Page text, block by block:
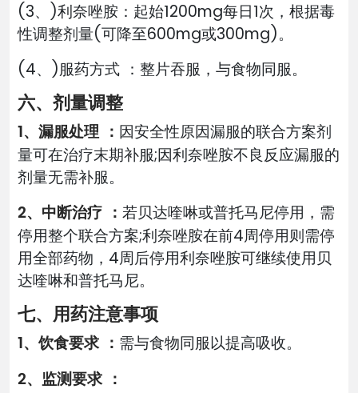
(3、)利奈唑胺：起始1200mg每日1次，根据毒
性调整剂量(可降至600mg或300mg)。
(4、)服药方式 ：整片吞服，与食物同服。
六、剂量调整
1、漏服处理 ： 因安全性原因漏服的联合方案剂
量可在治疗末期补服;因利奈唑胺不良反应漏服的
剂量无需补服。
2、中断治疗 ： 若贝达喹啉或普托马尼停用，需
停用整个联合方案;利奈唑胺在前4周停用则需停
用全部药物，4周后停用利奈唑胺可继续使用贝
达喹啉和普托马尼。
七、用药注意事项
1、饮食要求 ： 需与食物同服以提高吸收。
2、监测要求 ：